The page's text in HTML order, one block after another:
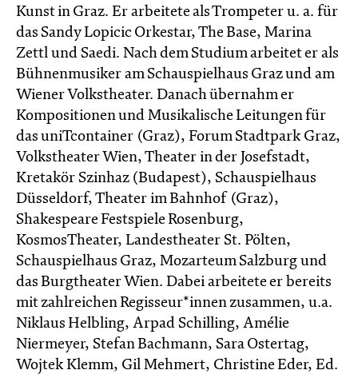
Kunst in Graz. Er arbeitete als Trompeter u. a. für
das Sandy Lopicic Orkestar, The Base, Marina
Zettl und Saedi. Nach dem Studium arbeitet er als
Bühnenmusiker am Schauspielhaus Graz und am
Wiener Volkstheater. Danach übernahm er
Kompositionen und Musikalische Leitungen für
das uniTcontainer (Graz), Forum Stadtpark Graz,
Volkstheater Wien, Theater in der Josefstadt,
Kretakör Szinhaz (Budapest), Schauspielhaus
Düsseldorf, Theater im Bahnhof (Graz),
Shakespeare Festspiele Rosenburg,
KosmosTheater, Landestheater St. Pölten,
Schauspielhaus Graz, Mozarteum Salzburg und
das Burgtheater Wien. Dabei arbeitete er bereits
mit zahlreichen Regisseur*innen zusammen, u.a.
Niklaus Helbling, Arpad Schilling, Amélie
Niermeyer, Stefan Bachmann, Sara Ostertag,
Wojtek Klemm, Gil Mehmert, Christine Eder, Ed.